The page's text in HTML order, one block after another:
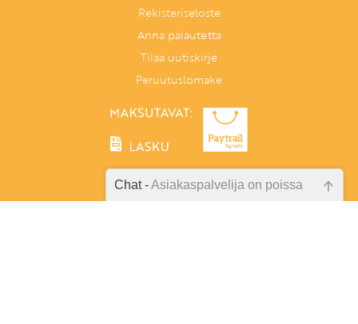
Rekisteriseloste
Anna palautetta
Tilaa uutiskirje
Peruutuslomake
Chat -Asiakaspalvelija on poissa